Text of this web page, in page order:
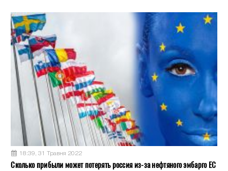
18:39, 31 Травня 2022
Сколько прибыли может потерять россия из-за нефтяного эмбарго ЕС